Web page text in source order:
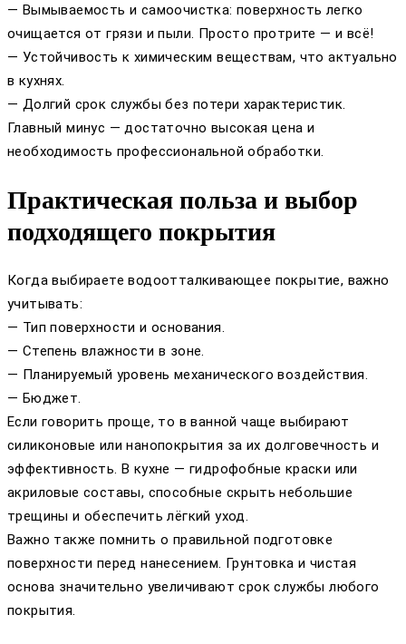
— Вымываемость и самоочистка: поверхность легко
очищается от грязи и пыли. Просто протрите — и всё!
— Устойчивость к химическим веществам, что актуально
в кухнях.
— Долгий срок службы без потери характеристик.
Главный минус — достаточно высокая цена и
необходимость профессиональной обработки.
Практическая польза и выбор
подходящего покрытия
Когда выбираете водоотталкивающее покрытие, важно
учитывать:
— Тип поверхности и основания.
— Степень влажности в зоне.
— Планируемый уровень механического воздействия.
— Бюджет.
Если говорить проще, то в ванной чаще выбирают
силиконовые или нанопокрытия за их долговечность и
эффективность. В кухне — гидрофобные краски или
акриловые составы, способные скрыть небольшие
трещины и обеспечить лёгкий уход.
Важно также помнить о правильной подготовке
поверхности перед нанесением. Грунтовка и чистая
основа значительно увеличивают срок службы любого
покрытия.